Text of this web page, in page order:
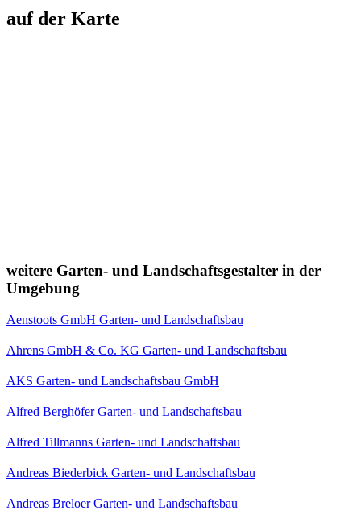
auf der Karte
weitere Garten- und Landschaftsgestalter in der
Umgebung
Aenstoots GmbH Garten- und Landschaftsbau
Ahrens GmbH & Co. KG Garten- und Landschaftsbau
AKS Garten- und Landschaftsbau GmbH
Alfred Berghöfer Garten- und Landschaftsbau
Alfred Tillmanns Garten- und Landschaftsbau
Andreas Biederbick Garten- und Landschaftsbau
Andreas Breloer Garten- und Landschaftsbau